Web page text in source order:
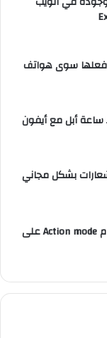
فعلها سوى هواتف
أبل مع أيفون
شرح طريقة تفعيل وإستخدام Action mode على